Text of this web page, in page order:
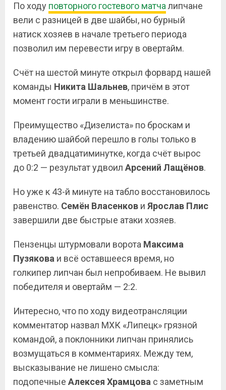
По ходу повторного гостевого матча липчане
вели с разницей в две шайбы, но бурный
натиск хозяев в начале третьего периода
позволил им перевести игру в овертайм.
Счёт на шестой минуте открыл форвард нашей
команды Никита Шальнев, причём в этот
момент гости играли в меньшинстве.
Преимущество «Дизелиста» по броскам и
владению шайбой перешло в голы только в
третьей двадцатиминутке, когда счёт вырос
до 0:2 — результат удвоил Арсений Лащёнов.
Но уже к 43-й минуте на табло восстановилось
равенство. Семён Власенков и Ярослав Плис
завершили две быстрые атаки хозяев.
Пензенцы штурмовали ворота Максима
Пузякова и всё оставшееся время, но
голкипер липчан был непробиваем. Не вывил
победителя и овертайм — 2:2.
Интересно, что по ходу видеотрансляции
комментатор назвал МХК «Липецк» грязной
командой, а поклонники липчан принялись
возмущаться в комментариях. Между тем,
высказывание не лишено смысла:
подопечные Алексея Храмцова с заметным